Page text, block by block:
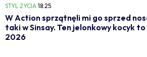
STYL ŻYCIA 18:25
W Action sprzątnęli mi go sprzed
taki w Sinsay. Ten jelonkowy kocyk
2026